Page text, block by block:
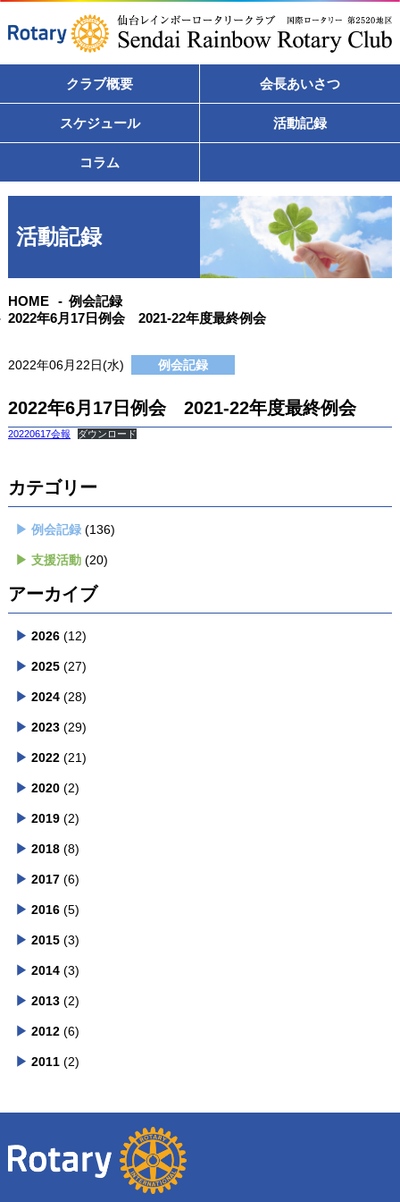
クラブ概要 会長あいさつ
スケジュール 活動記録
コラム
活動記録
HOME
例会記録
2022年6月17日例会 2021-22年度最終例会
2022年06月22日(水) 例会記録
2022年6月17日例会 2021-22年度最終例会
20220617会報 ダウンロード
カテゴリー
例会記録(136)
支援活動(20)
アーカイブ
2026(12)
2025(27)
2024(28)
2023(29)
2022(21)
2020(2)
2019(2)
2018(8)
2017(6)
2016(5)
2015(3)
2014(3)
2013(2)
2012(6)
2011(2)